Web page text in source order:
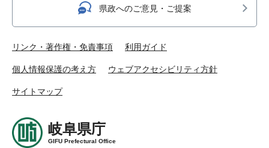
県政へのご意見・ご提案
リンク・著作権・免責事項 利用ガイド
個人情報保護の考え方 ウェブアクセシビリティ方針
サイトマップ
岐阜県庁
GIFU Prefectural Office